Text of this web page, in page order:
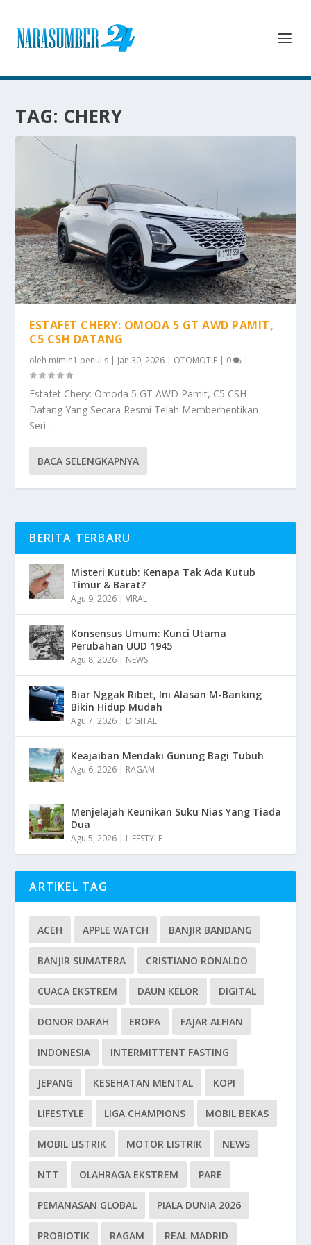
TAG: CHERY
ESTAFET CHERY: OMODA 5 GT AWD PAMIT,
C5 CSH DATANG
oleh mimin1 penulis | Jan 30, 2026 | OTOMOTIF | 0 |
Estafet Chery: Omoda 5 GT AWD Pamit, C5 CSH
Datang Yang Secara Resmi Telah Memberhentikan
Seri...
BACA SELENGKAPNYA
BERITA TERBARU
Misteri Kutub: Kenapa Tak Ada Kutub
Timur & Barat?
Agu 9, 2026 |VIRAL
Konsensus Umum: Kunci Utama
Perubahan UUD 1945
Agu 8, 2026 | NEWS
Biar Nggak Ribet, Ini Alasan M-Banking
Bikin Hidup Mudah
Agu 7, 2026 | DIGITAL
Keajaiban Mendaki Gunung Bagi Tubuh
Agu 6, 2026 | RAGAM
Menjelajah Keunikan Suku Nias Yang Tiada
Dua
Agu 5, 2026 | LIFESTYLE
ARTIKEL TAG
ACEH APPLE WATCH BANJIR BANDANG
BANJIR SUMATERA CRISTIANO RONALDO
CUACA EKSTREM DAUN KELOR DIGITAL
DONOR DARAH EROPA FAJAR ALFIAN
INDONESIA INTERMITTENT FASTING
JEPANG KESEHATAN MENTAL KOPI
LIFESTYLE LIGA CHAMPIONS MOBIL BEKAS
MOBIL LISTRIK MOTOR LISTRIK NEWS
NTT OLAHRAGA EKSTREM PARE
PEMANASAN GLOBAL PIALA DUNIA 2026
PROBIOTIK RAGAM REAL MADRID